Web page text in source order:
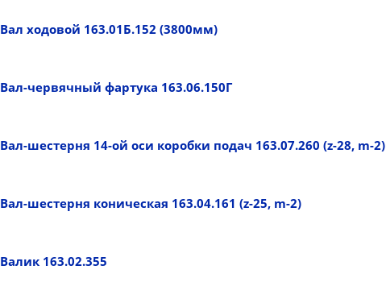
Вал ходовой 163.01Б.152 (3800мм)
Вал-червячный фартука 163.06.150Г
Вал-шестерня 14-ой оси коробки подач 163.07.260 (z-28, m-2)
Вал-шестерня коническая 163.04.161 (z-25, m-2)
Валик 163.02.355